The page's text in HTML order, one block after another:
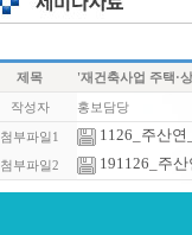
제목 '재건축사업 주택·
작성자 홍보담당
첨부파일1 1126_주산
첨부파일2 191126_주